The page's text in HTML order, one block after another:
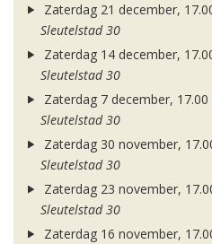
Zaterdag 21 december,
Sleutelstad 30
Zaterdag 14 december,
Sleutelstad 30
Zaterdag 7 december, 17.00
Sleutelstad 30
Zaterdag 30 november,
Sleutelstad 30
Zaterdag 23 november,
Sleutelstad 30
Zaterdag 16 november,